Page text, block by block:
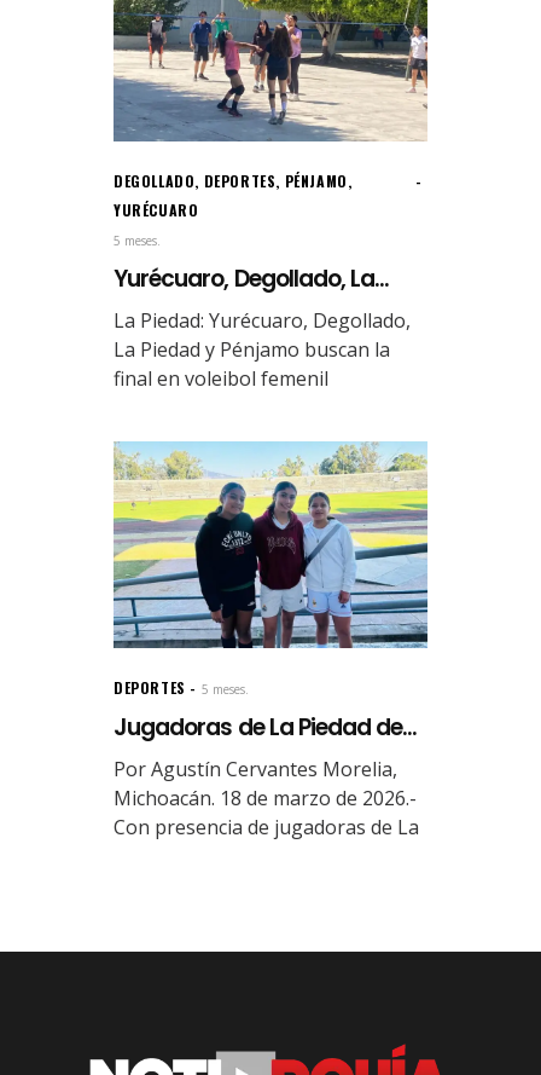
DEGOLLADO, DEPORTES, PÉNJAMO,
YURÉCUARO
5 meses.
Yurécuaro, Degollado, La...
La Piedad: Yurécuaro, Degollado,
La Piedad y Pénjamo buscan la
final en voleibol femenil
DEPORTES 5 meses.
Jugadoras de La Piedad de...
Por Agustín Cervantes Morelia,
Michoacán. 18 de marzo de 2026.-
Con presencia de jugadoras de La